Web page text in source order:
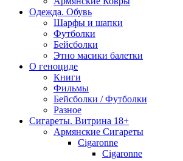
Одежда. Обувь
Шарфы и шапки
Футболки
Бейсболки
Этно масики балетки
О геноциде
Книги
Фильмы
Бейсболки / Футболки
Разное
Сигареты. Витрина 18+
Армянские Сигареты
Cigaronne
Cigaronne